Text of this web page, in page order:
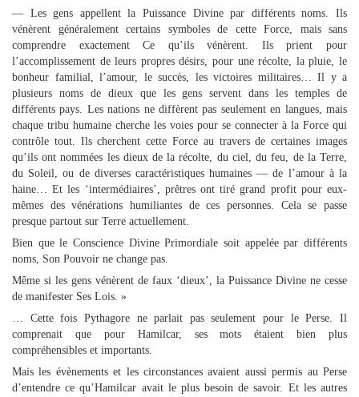
— Les gens appellent la Puissance Divine par différents noms. Ils
vénèrent généralement certains symboles de cette Force, mais sans
comprendre exactement Ce qu’ils vénèrent. Ils prient pour
l’accomplissement de leurs propres désirs, pour une récolte, la pluie, le
bonheur familial, l’amour, le succès, les victoires militaires… Il y a
plusieurs noms de dieux que les gens servent dans les temples de
différents pays. Les nations ne diffèrent pas seulement en langues, mais
chaque tribu humaine cherche les voies pour se connecter à la Force qui
contrôle tout. Ils cherchent cette Force au travers de certaines images
qu’ils ont nommées les dieux de la récolte, du ciel, du feu, de la Terre,
du Soleil, ou de diverses caractéristiques humaines — de l’amour à la
haine… Et les ‘intermédiaires’, prêtres ont tiré grand profit pour eux-
mêmes des vénérations humiliantes de ces personnes. Cela se passe
presque partout sur Terre actuellement.
Bien que le Conscience Divine Primordiale soit appelée par différents
noms, Son Pouvoir ne change pas.
Même si les gens vénèrent de faux ‘dieux’, la Puissance Divine ne cesse
de manifester Ses Lois. »
… Cette fois Pythagore ne parlait pas seulement pour le Perse. Il
comprenait que pour Hamilcar, ses mots étaient bien plus
compréhensibles et importants.
Mais les évènements et les circonstances avaient aussi permis au Perse
d’entendre ce qu’Hamilcar avait le plus besoin de savoir. Et les autres